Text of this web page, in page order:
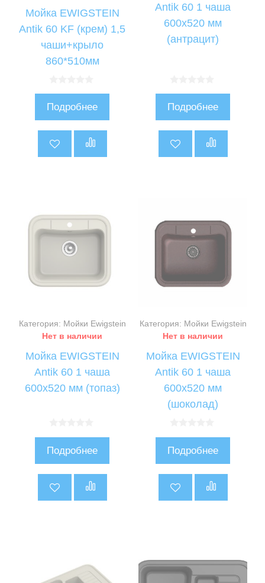
Мойка EWIGSTEIN
Antik 60 KF (крем) 1,5
чаши+крыло
860*510мм
0
з
Подробнее
Antik 60 1 чаша
600х520 мм
(антрацит)
0
з
Подробнее
Категория: Мойки Ewigstein
Нет в наличии
Мойка EWIGSTEIN
Antik 60 1 чаша
600х520 мм (топаз)
Подробнее
Категория: Мойки Ewigstein
Нет в наличии
Мойка EWIGSTEIN
Antik 60 1 чаша
600х520 мм
(шоколад)
Подробнее